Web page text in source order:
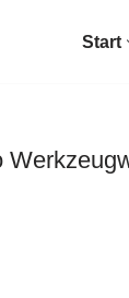
Start